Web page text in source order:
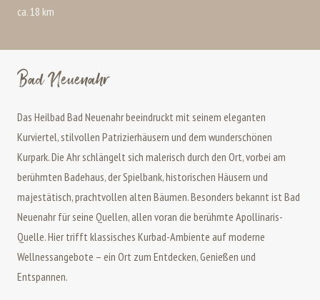
ca. 18 km
Bad Neuenahr
Das Heilbad Bad Neuenahr beeindruckt mit seinem eleganten
Kurviertel, stilvollen Patrizierhäusern und dem wunderschönen
Kurpark. Die Ahr schlängelt sich malerisch durch den Ort, vorbei am
berühmten Badehaus, der Spielbank, historischen Häusern und
majestätisch, prachtvollen alten Bäumen. Besonders bekannt ist Bad
Neuenahr für seine Quellen, allen voran die berühmte Apollinaris-
Quelle. Hier trifft klassisches Kurbad-Ambiente auf moderne
Wellnessangebote – ein Ort zum Entdecken, Genießen und
Entspannen.